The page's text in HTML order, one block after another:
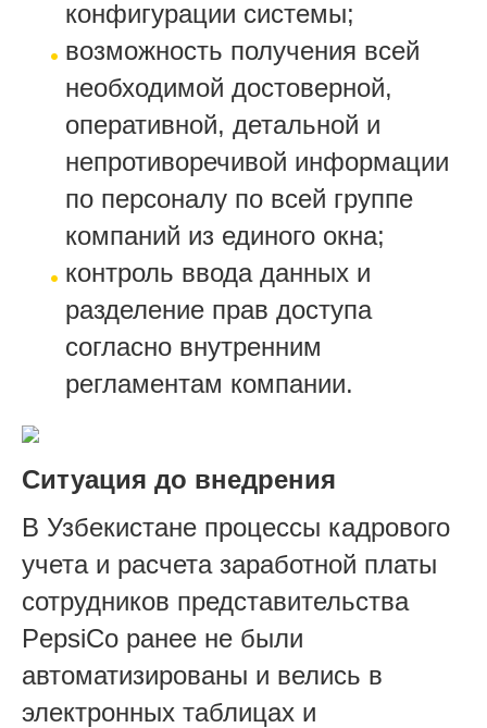
конфигурации системы;
возможность получения всей
необходимой достоверной,
оперативной, детальной и
непротиворечивой информации
по персоналу по всей группе
компаний из единого окна;
контроль ввода данных и
разделение прав доступа
согласно внутренним
регламентам компании.
Ситуация до внедрения
В Узбекистане процессы кадрового
учета и расчета заработной платы
сотрудников представительства
PepsiCo ранее не были
автоматизированы и велись в
электронных таблицах и